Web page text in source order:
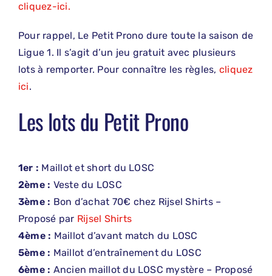
cliquez-ici.
Pour rappel, Le Petit Prono dure toute la saison de
Ligue 1. Il s’agit d’un jeu gratuit avec plusieurs
lots à remporter. Pour connaître les règles, cliquez
ici.
Les lots du Petit Prono
1er : Maillot et short du LOSC
2ème : Veste du LOSC
3ème : Bon d’achat 70€ chez Rijsel Shirts –
Proposé par Rijsel Shirts
4ème : Maillot d’avant match du LOSC
5ème : Maillot d’entraînement du LOSC
6ème : Ancien maillot du LOSC mystère – Proposé